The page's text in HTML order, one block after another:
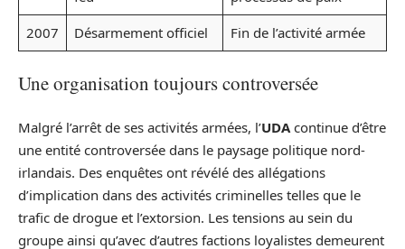
2007
Désarmement officiel Fin de l’activité armée
Une organisation toujours controversée
Malgré l’arrêt de ses activités armées, l’UDA continue d’être
une entité controversée dans le paysage politique nord-
irlandais. Des enquêtes ont révélé des allégations
d’implication dans des activités criminelles telles que le
trafic de drogue et l’extorsion. Les tensions au sein du
groupe ainsi qu’avec d’autres factions loyalistes demeurent